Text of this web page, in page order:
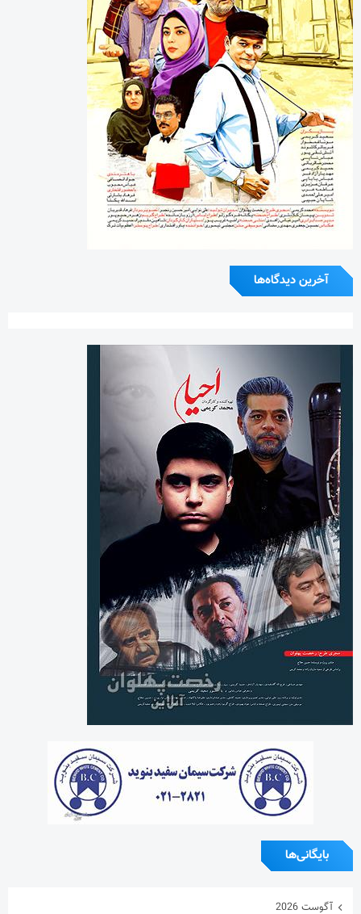
آخرین دیدگاه‌ها
بایگانی‌ها
آگوست 2026